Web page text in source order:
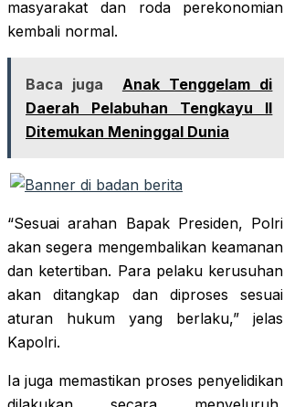
masyarakat dan roda perekonomian
kembali normal.
Baca juga
Anak Tenggelam di
Daerah Pelabuhan Tengkayu II
Ditemukan Meninggal Dunia
“Sesuai arahan Bapak Presiden, Polri
akan segera mengembalikan keamanan
dan ketertiban. Para pelaku kerusuhan
akan ditangkap dan diproses sesuai
aturan hukum yang berlaku,” jelas
Kapolri.
Ia juga memastikan proses penyelidikan